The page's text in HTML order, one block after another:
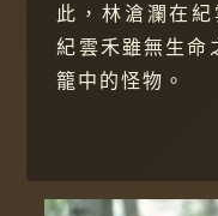
此，林滄瀾在
紀雲禾雖無生命
籠中的怪物。